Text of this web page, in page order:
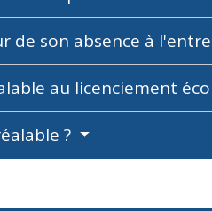
son absence à
au licenciement
?